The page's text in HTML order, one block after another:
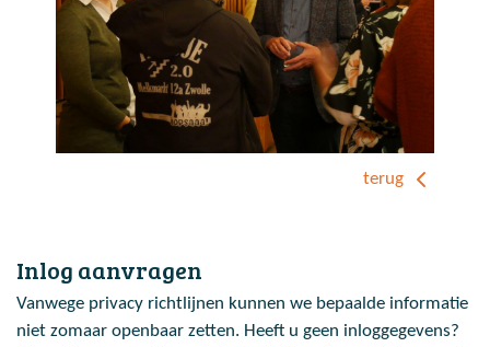
terug
Inlog aanvragen
Vanwege privacy richtlijnen kunnen we bepaalde informatie
niet zomaar openbaar zetten. Heeft u geen inloggegevens?